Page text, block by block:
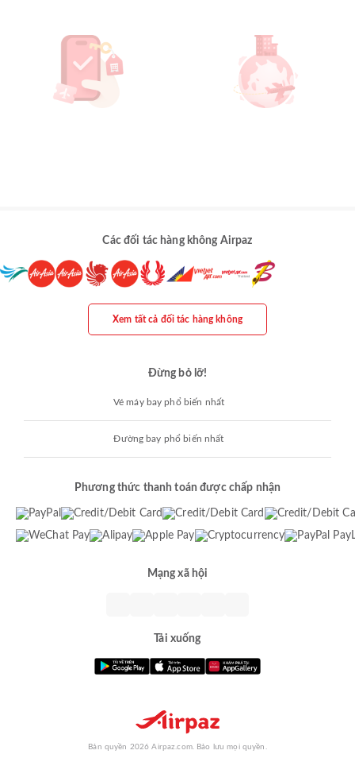
Các đối tác hàng không Airpaz
Xem tất cả đối tác hàng không
Đừng bỏ lỡ!
Vé máy bay phổ biến nhất
Đường bay phổ biến nhất
Phương thức thanh toán được chấp nhận
Mạng xã hội
Tải xuống
Bản quyền 2026 Airpaz.com. Bảo lưu mọi quyền.